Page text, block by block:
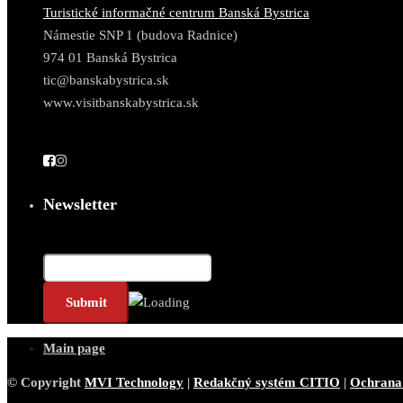
Turistické informačné centrum Banská Bystrica
Námestie SNP 1 (budova Radnice)
974 01 Banská Bystrica
tic@banskabystrica.sk
www.visitbanskabystrica.sk
Newsletter
Main page
© Copyright MVI Technology | Redakčný systém CITIO |